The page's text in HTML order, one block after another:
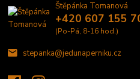
Štěpánka Tomanová
+420 607 155
(Po-Pá, 8-16 hod.)
stepanka@jedunaperniku.cz